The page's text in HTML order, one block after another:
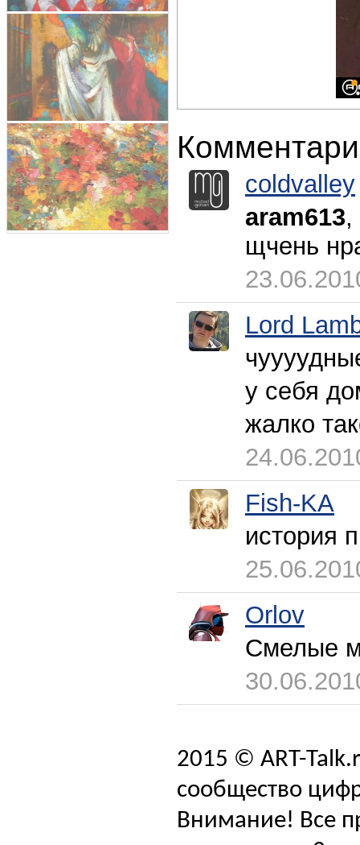
coldvalley
aram613,
щчень
Lord
у себя
жалко
Fish-KA
история
Orlov
Смелые
2015 © ART-
сообщество
Внимание! Все